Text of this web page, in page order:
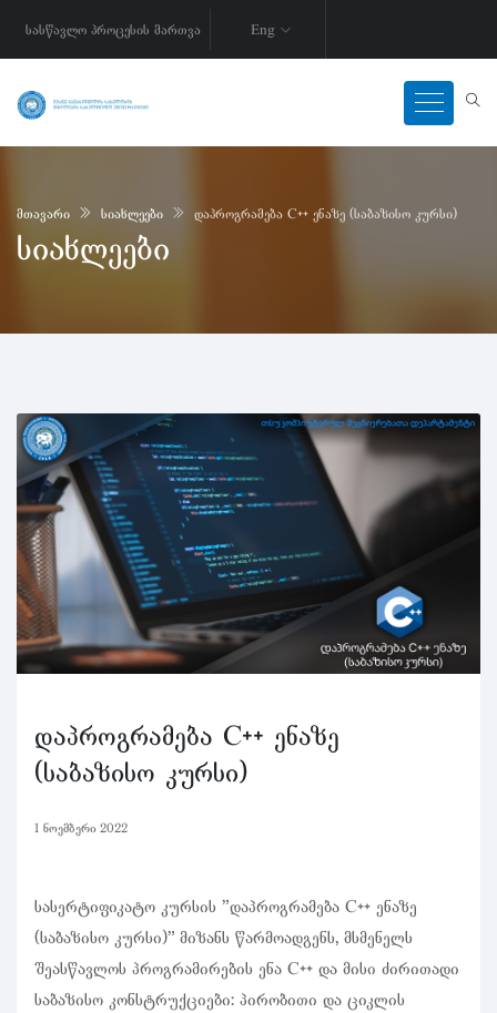
სასწავლო პროცესის მართვა Eng
მთავარი სიახლეები დაპროგრამება C++ ენაზე (საბაზისო კურსი)
სიახლეები
დაპროგრამება C++ ენაზე
(საბაზისო კურსი)
1 ნოემბერი 2022
სასერტიფიკატო კურსის "დაპროგრამება C++ ენაზე
(საბაზისო კურსი)" მიზანს წარმოადგენს, მსმენელს
შეასწავლოს პროგრამირების ენა C++ და მისი ძირითადი
საბაზისო კონსტრუქციები: პირობითი და ციკლის